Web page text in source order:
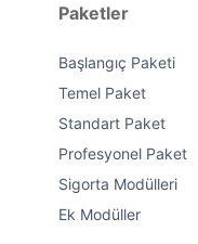
Paketler
Başlangıç Paketi
Temel Paket
Standart Paket
Profesyonel Paket
Sigorta Modülleri
Ek Modüller